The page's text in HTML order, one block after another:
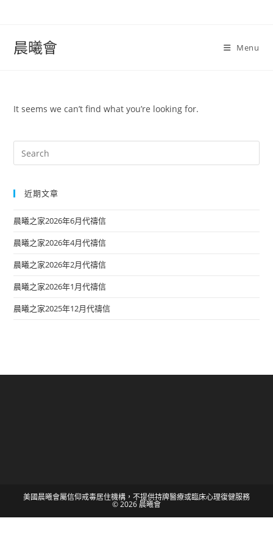
晨曦會 Menu
It seems we can’t find what you’re looking for.
近期文章
晨曦之家2026年6月代禱信
晨曦之家2026年4月代禱信
晨曦之家2026年2月代禱信
晨曦之家2026年1月代禱信
晨曦之家2025年12月代禱信
美國晨曦會屬信仰戒毒居住機構，不提供持牌醫療或臨床心理復健服務
© 2026 晨曦會